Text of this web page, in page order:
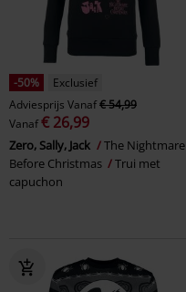
-50%
Exclusief
Adviesprijs Vanaf€ 54,99
Vanaf€ 26,99
Zero, Sally, Jack
The Nightmare
Before Christmas
Trui met
capuchon